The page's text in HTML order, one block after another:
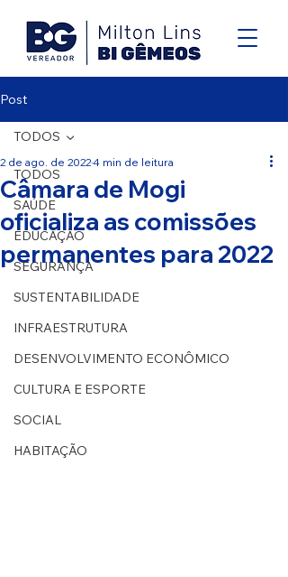
Post
TODOS
SAÚDE
EDUCAÇÃO
SEGURANÇA
SUSTENTABILIDADE
INFRAESTRUTURA
DESENVOLVIMENTO ECONÔMICO
CULTURA E ESPORTE
SOCIAL
HABITAÇÃO
TODOS
Câmara de Mogi
oficializa as comissões
permanentes para 2022
2 de ago. de 20224 min de leitura